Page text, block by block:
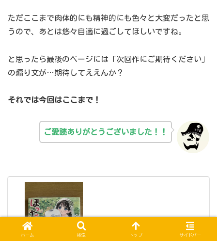
ただここまで肉体的にも精神的にも色々と大変だったと思
うので、あとは悠々自適に過ごしてほしいですね。
と思ったら最後のページには「次回作にご期待ください」
の煽り文が…期待してええんか？
それでは今回はここまで！
ご愛読ありがとうございました！！
【下巻】ほったらかし飯単行本修正点ま
ホーム 検索 トップ サイドバー